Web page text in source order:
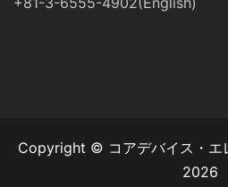
Copyright © コアデバイス・エ
2026